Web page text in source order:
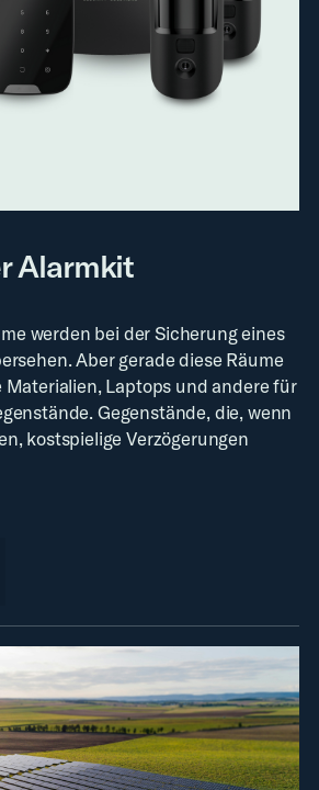
Alarmkit
werden bei der Sicherung eines
Aber gerade diese Räume
Laptops und andere für
Gegenstände, die, wenn
kostspielige Verzögerungen